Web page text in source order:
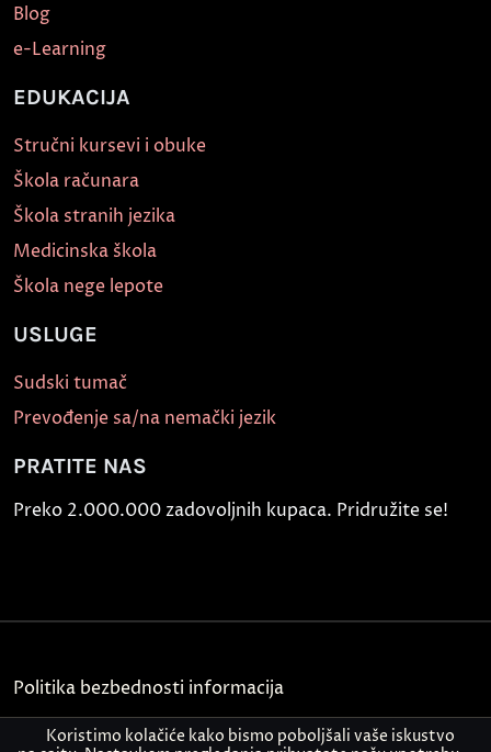
Blog
e-Learning
EDUKACIJA
Stručni kursevi i obuke
Škola računara
Škola stranih jezika
Medicinska škola
Škola nege lepote
USLUGE
Sudski tumač
Prevođenje sa/na nemački jezik
PRATITE NAS
Preko 2.000.000 zadovoljnih kupaca. Pridružite se!
Politika bezbednosti informacija
Kontakt
Koristimo kolačiće kako bismo poboljšali vaše iskustvo